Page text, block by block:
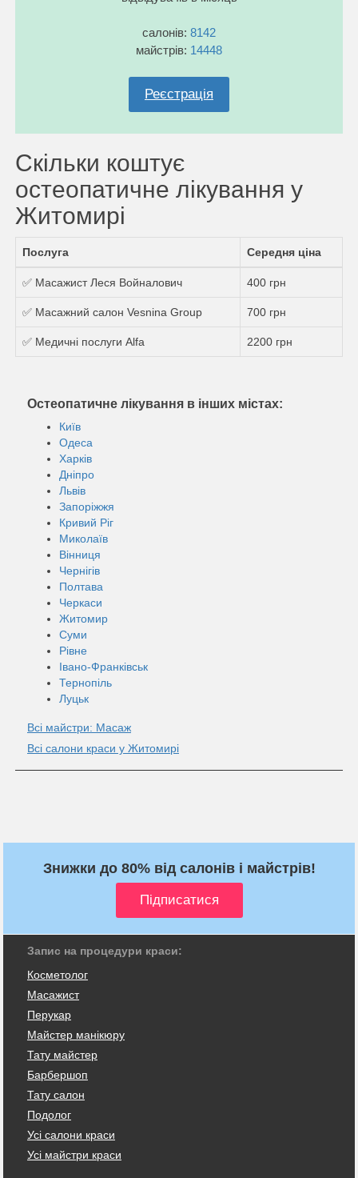
салонів: 8142
майстрів: 14448
Реєстрація
Скільки коштує
остеопатичне лікування у
Житомирі
Послуга Середня ціна
✅ Масажист Леся Войналович 400 грн
✅ Масажний салон Vesnina Group 700 грн
✅ Медичні послуги Alfa 2200 грн
Остеопатичне лікування в інших містах:
Київ
Одеса
Харків
Дніпро
Львів
Запоріжжя
Кривий Ріг
Миколаїв
Вінниця
Чернігів
Полтава
Черкаси
Житомир
Суми
Рівне
Івано-Франківськ
Тернопіль
Луцьк
Всі майстри: Масаж
Всі салони краси у Житомирі
Знижки до 80% від салонів і майстрів!
Запис на процедури краси:
Косметолог
Масажист
Перукар
Майстер манікюру
Тату майстер
Барбершоп
Тату салон
Подолог
Усі салони краси
Усі майстри краси